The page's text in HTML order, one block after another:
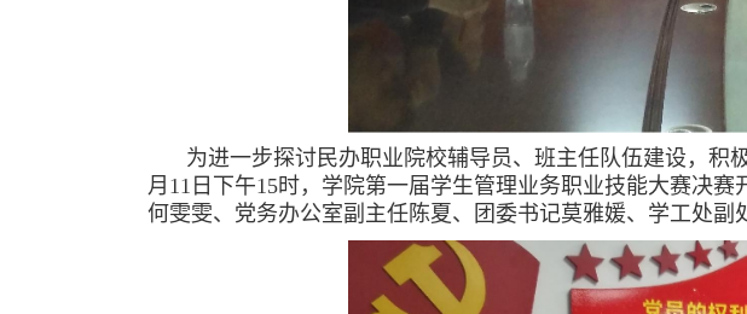
为进一步探讨民办职业院校辅导员、班主任队伍建设，积
月11日下午15时，学院第一届学生管理业务职业技能大赛决
何雯雯、党务办公室副主任陈夏、团委书记莫雅媛、学工处副